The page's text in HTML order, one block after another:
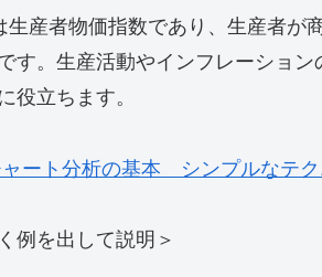
特定の時点での商品やサービスの
に、製造業や農業などの異なる
ことが可能です。
ョンの指標として重要な役割を
者物価の上昇につながる可能性が